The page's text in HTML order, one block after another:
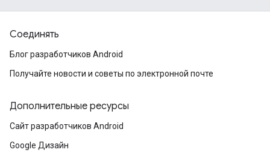
Соединять
Блог разработчиков Android
Получайте новости и советы по электронной почте
Дополнительные ресурсы
Сайт разработчиков Android
Google Дизайн